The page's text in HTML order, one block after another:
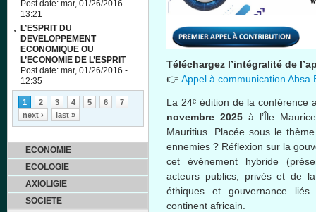
Téléchargez l’intégralité de
👉 Appel à communication Absa
La 24ᵉ édition de la conférence
novembre 2025 à l’Île
Mauritius. Placée sous le
ennemies ? Réflexion sur la
cet événement hybride
acteurs publics, privés et de
éthiques et gouvernance
continent africain.
Post date: mar, 01/26/2016 -
13:21
L’ESPRIT DU
DEVELOPPEMENT
ECONOMIQUE OU
L’ECONOMIE DE L’ESPRIT
Post date: mar, 01/26/2016 -
12:35
Pages
1 2 3 4 5 6
7
next ›
last »
ECONOMIE
ECOLOGIE
AXIOLIGIE
SOCIETE